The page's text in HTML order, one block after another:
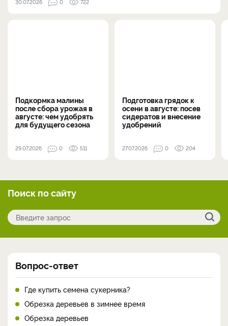
30.07.2026 0 722
Подкормка малины
после сбора урожая в
августе: чем удобрять
для будущего сезона
29.07.2026 0 511
Подготовка грядок к
осени в августе: посев
сидератов и внесение
удобрений
27.07.2026 0 204
Поиск по сайту
Вопрос-ответ
Где купить семена сукерника?
Обрезка деревьев в зимнее время
Обрезка деревьев